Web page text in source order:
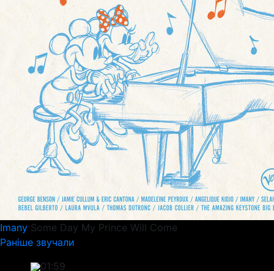
Imany Some Day My Prince Will Come
Раніше звучали
01:59